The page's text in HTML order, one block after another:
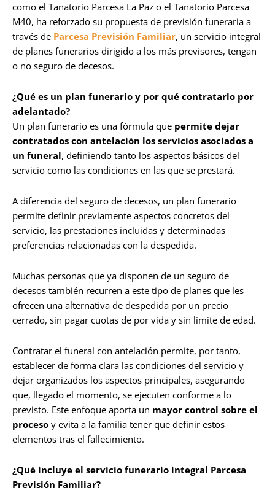
como el Tanatorio Parcesa La Paz o el Tanatorio Parcesa
M40, ha reforzado su propuesta de previsión funeraria a
través de Parcesa Previsión Familiar, un servicio integral
de planes funerarios dirigido a los más previsores, tengan
o no seguro de decesos.
¿Qué es un plan funerario y por qué contratarlo por
adelantado?
Un plan funerario es una fórmula que permite dejar
contratados con antelación los servicios asociados a
un funeral, definiendo tanto los aspectos básicos del
servicio como las condiciones en las que se prestará.
A diferencia del seguro de decesos, un plan funerario
permite definir previamente aspectos concretos del
servicio, las prestaciones incluidas y determinadas
preferencias relacionadas con la despedida.
Muchas personas que ya disponen de un seguro de
decesos también recurren a este tipo de planes que les
ofrecen una alternativa de despedida por un precio
cerrado, sin pagar cuotas de por vida y sin límite de edad.
Contratar el funeral con antelación permite, por tanto,
establecer de forma clara las condiciones del servicio y
dejar organizados los aspectos principales, asegurando
que, llegado el momento, se ejecuten conforme a lo
previsto. Este enfoque aporta un mayor control sobre el
proceso y evita a la familia tener que definir estos
elementos tras el fallecimiento.
¿Qué incluye el servicio funerario integral Parcesa
Previsión Familiar?